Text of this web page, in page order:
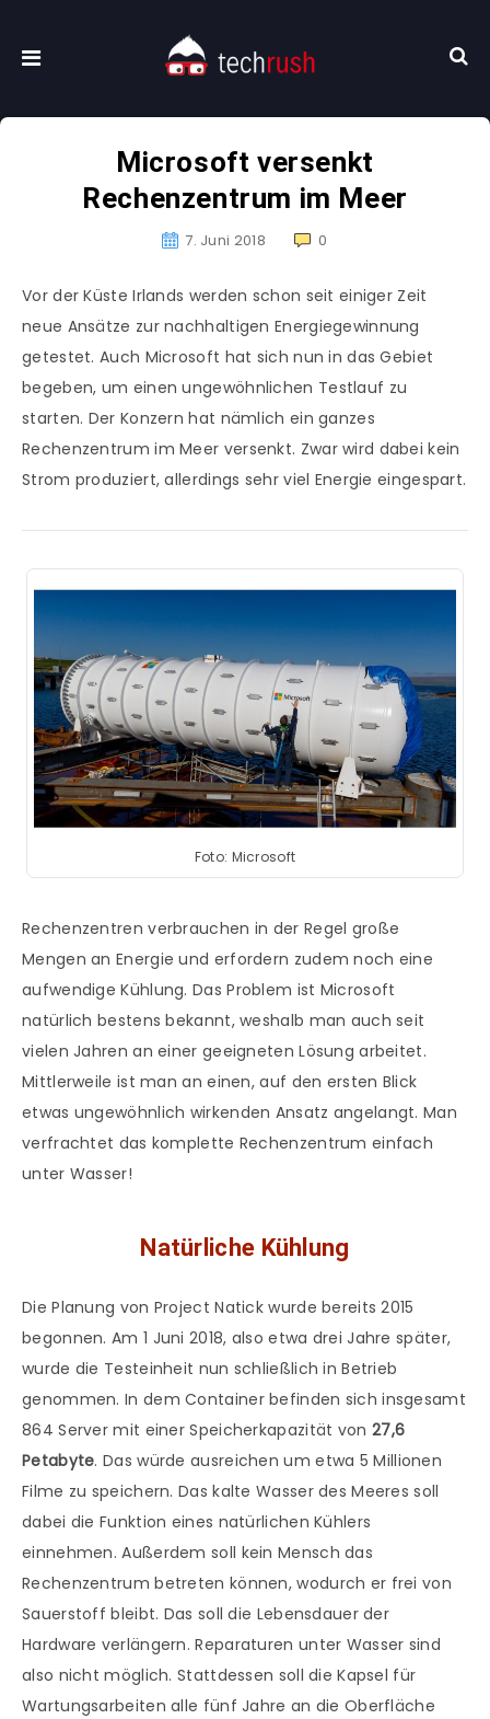
Microsoft versenkt
Rechenzentrum im Meer
7. Juni 2018 0
Vor der Küste Irlands werden schon seit einiger Zeit
neue Ansätze zur nachhaltigen Energiegewinnung
getestet. Auch Microsoft hat sich nun in das Gebiet
begeben, um einen ungewöhnlichen Testlauf zu
starten. Der Konzern hat nämlich ein ganzes
Rechenzentrum im Meer versenkt. Zwar wird dabei kein
Strom produziert, allerdings sehr viel Energie eingespart.
Foto: Microsoft
Rechenzentren verbrauchen in der Regel große
Mengen an Energie und erfordern zudem noch eine
aufwendige Kühlung. Das Problem ist Microsoft
natürlich bestens bekannt, weshalb man auch seit
vielen Jahren an einer geeigneten Lösung arbeitet.
Mittlerweile ist man an einen, auf den ersten Blick
etwas ungewöhnlich wirkenden Ansatz angelangt. Man
verfrachtet das komplette Rechenzentrum einfach
unter Wasser!
Natürliche Kühlung
Die Planung von Project Natick wurde bereits 2015
begonnen. Am 1 Juni 2018, also etwa drei Jahre später,
wurde die Testeinheit nun schließlich in Betrieb
genommen. In dem Container befinden sich insgesamt
864 Server mit einer Speicherkapazität von 27,6
Petabyte. Das würde ausreichen um etwa 5 Millionen
Filme zu speichern. Das kalte Wasser des Meeres soll
dabei die Funktion eines natürlichen Kühlers
einnehmen. Außerdem soll kein Mensch das
Rechenzentrum betreten können, wodurch er frei von
Sauerstoff bleibt. Das soll die Lebensdauer der
Hardware verlängern. Reparaturen unter Wasser sind
also nicht möglich. Stattdessen soll die Kapsel für
Wartungsarbeiten alle fünf Jahre an die Oberfläche